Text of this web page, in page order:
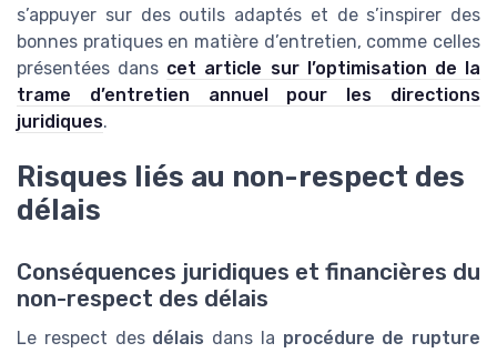
s’appuyer sur des outils adaptés et de s’inspirer des
bonnes pratiques en matière d’entretien, comme celles
présentées dans cet article sur l’optimisation de la
trame d’entretien annuel pour les directions
juridiques.
Risques liés au non-respect des
délais
Conséquences juridiques et financières du
non-respect des délais
Le respect des délais dans la procédure de rupture